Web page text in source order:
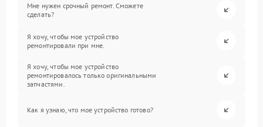
Мне нужен срочный ремонт. Сможете
сделать?
Я хочу, чтобы мое устройство
ремонтировали при мне.
Я хочу, чтобы мое устройство
ремонтировалось только оригинальными
запчастями.
Как я узнаю, что мое устройство готово?